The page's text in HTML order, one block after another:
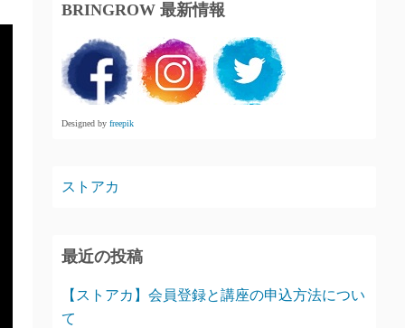
BRINGROW 最新情報
Designed by️ freepik
ストアカ
最近の投稿
【ストアカ】会員登録と講座の申込方法につい
て